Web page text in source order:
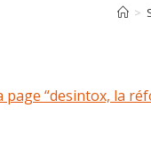
>
“desintox, la